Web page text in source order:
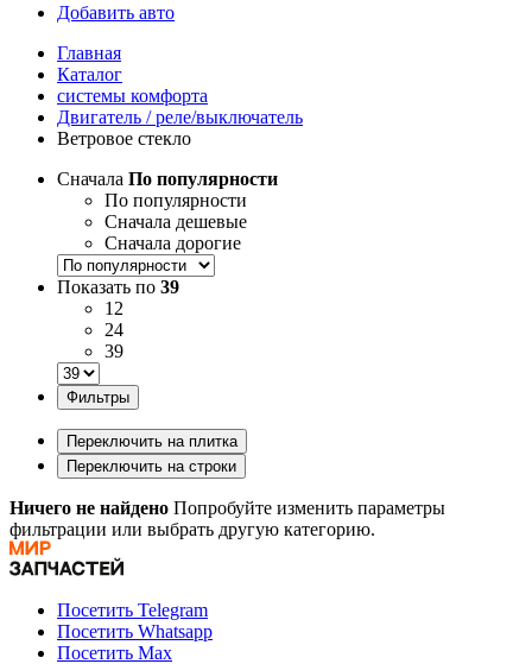
Добавить авто
Главная
Каталог
системы комфорта
Двигатель / реле/выключатель
Ветровое стекло
Сначала По популярности
По популярности
Сначала дешевые
Сначала дорогие
Показать по 39
12
24
39
Фильтры
Переключить на плитка
Переключить на строки
Ничего не найдено Попробуйте изменить параметры
фильтрации или выбрать другую категорию.
Посетить Telegram
Посетить Whatsapp
Посетить Max